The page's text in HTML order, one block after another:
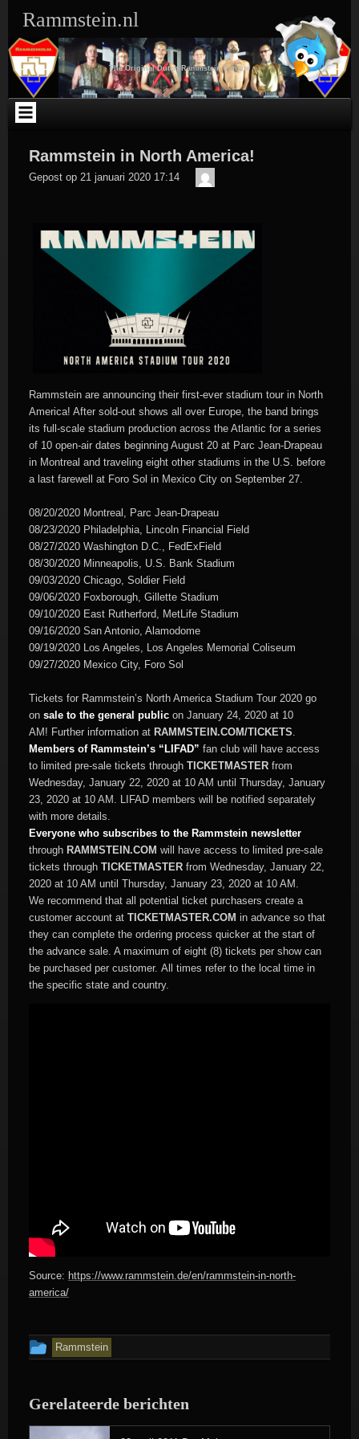
inhoud
Rammstein.nl
The Original Dutch Rammstein Fansite
Rammstein in North America!
Gepost op 21 januari 2020 17:14
Meister
Rammstein are announcing their first-ever stadium tour in North
America! After sold-out shows all over Europe, the band brings
its full-scale stadium production across the Atlantic for a series
of 10 open-air dates beginning August 20 at Parc Jean-Drapeau
in Montreal and traveling eight other stadiums in the U.S. before
a last farewell at Foro Sol in Mexico City on September 27.
08/20/2020 Montreal, Parc Jean-Drapeau
08/23/2020 Philadelphia, Lincoln Financial Field
08/27/2020 Washington D.C., FedExField
08/30/2020 Minneapolis, U.S. Bank Stadium
09/03/2020 Chicago, Soldier Field
09/06/2020 Foxborough, Gillette Stadium
09/10/2020 East Rutherford, MetLife Stadium
09/16/2020 San Antonio, Alamodome
09/19/2020 Los Angeles, Los Angeles Memorial Coliseum
09/27/2020 Mexico City, Foro Sol
Tickets for Rammstein’s North America Stadium Tour 2020 go
on sale to the general public on January 24, 2020 at 10
AM! Further information at RAMMSTEIN.COM/TICKETS
Members of Rammstein’s “LIFAD” fan club will have access
to limited pre-sale tickets through TICKETMASTER from
Wednesday, January 22, 2020 at 10 AM until Thursday, January
23, 2020 at 10 AM. LIFAD members will be notified separately
with more details.
Everyone who subscribes to the Rammstein newsletter
through RAMMSTEIN.COM will have access to limited pre-sale
tickets through TICKETMASTER from Wednesday, January 22,
2020 at 10 AM until Thursday, January 23, 2020 at 10 AM.
We recommend that all potential ticket purchasers create a
customer account at TICKETMASTER.COM in advance so that
they can complete the ordering process quicker at the start of
the advance sale. A maximum of eight (8) tickets per show can
be purchased per customer. All times refer to the local time in
the specific state and country.
Source: https://www.rammstein.de/en/rammstein-in-north-
america/
Dit
geplaatst
Rammstein
Gerelateerde berichten